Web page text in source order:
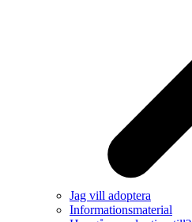
Jag vill adoptera
Informationsmaterial